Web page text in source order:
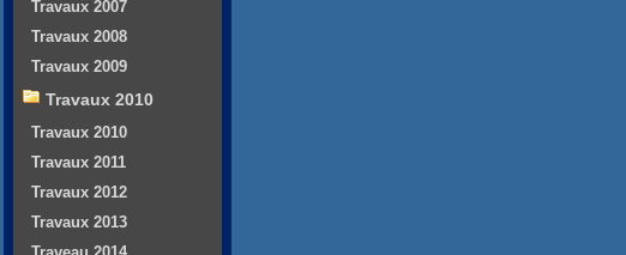
Travaux 2007
Travaux 2008
Travaux 2009
Travaux 2010
Travaux 2010
Travaux 2011
Travaux 2012
Travaux 2013